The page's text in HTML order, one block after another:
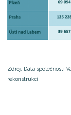
Zdroj: Data společnosti
rekonstrukci